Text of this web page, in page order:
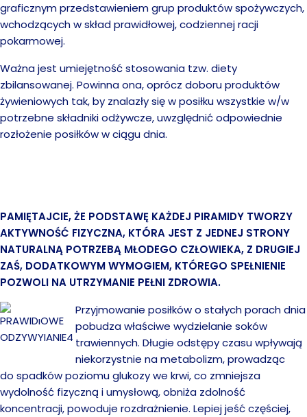
graficznym przedstawieniem grup produktów spożywczych,
wchodzących w skład prawidłowej, codziennej racji
pokarmowej.
Ważna jest umiejętność stosowania tzw. diety
zbilansowanej. Powinna ona, oprócz doboru produktów
żywieniowych tak, by znalazły się w posiłku wszystkie w/w
potrzebne składniki odżywcze, uwzględnić odpowiednie
rozłożenie posiłków w ciągu dnia.
PAMIĘTAJCIE, ŻE PODSTAWĘ KAŻDEJ PIRAMIDY TWORZY
AKTYWNOŚĆ FIZYCZNA, KTÓRA JEST Z JEDNEJ STRONY
NATURALNĄ POTRZEBĄ MŁODEGO CZŁOWIEKA, Z DRUGIEJ
ZAŚ, DODATKOWYM WYMOGIEM, KTÓREGO SPEŁNIENIE
POZWOLI NA UTRZYMANIE PEŁNI ZDROWIA.
Przyjmowanie posiłków o stałych porach dnia
pobudza właściwe wydzielanie soków
trawiennych. Długie odstępy czasu wpływają
niekorzystnie na metabolizm, prowadząc
do spadków poziomu glukozy we krwi, co zmniejsza
wydolność fizyczną i umysłową, obniża zdolność
koncentracji, powoduje rozdrażnienie. Lepiej jeść częściej,